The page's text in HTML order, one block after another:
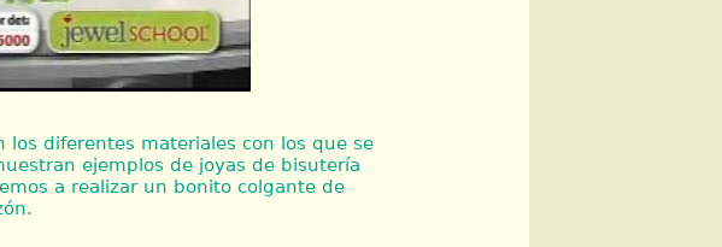
diferentes materiales con los que se
ejemplos de joyas de bisutería
a realizar un bonito colgante de